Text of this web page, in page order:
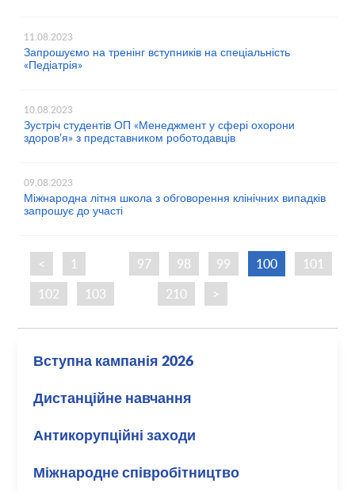
11.08.2023
Запрошуємо на тренінг вступників на спеціальність
«Педіатрія»
10.08.2023
Зустріч студентів ОП «Менеджмент у сфері охорони
здоров’я» з представником роботодавців
09.08.2023
Міжнародна літня школа з обговорення клінічних випадків
запрошує до участі
< 1 97 98 99 100
101
102
103 210 >
Вступна кампанія 2026
Дистанційне навчання
Антикорупційні заходи
Міжнародне співробітництво